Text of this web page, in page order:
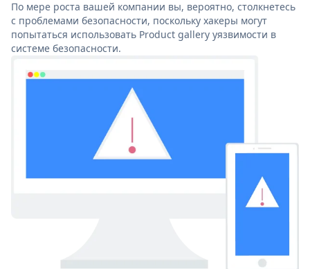
По мере роста вашей компании вы, вероятно, столкнетесь
с проблемами безопасности, поскольку хакеры могут
попытаться использовать Product gallery уязвимости в
системе безопасности.